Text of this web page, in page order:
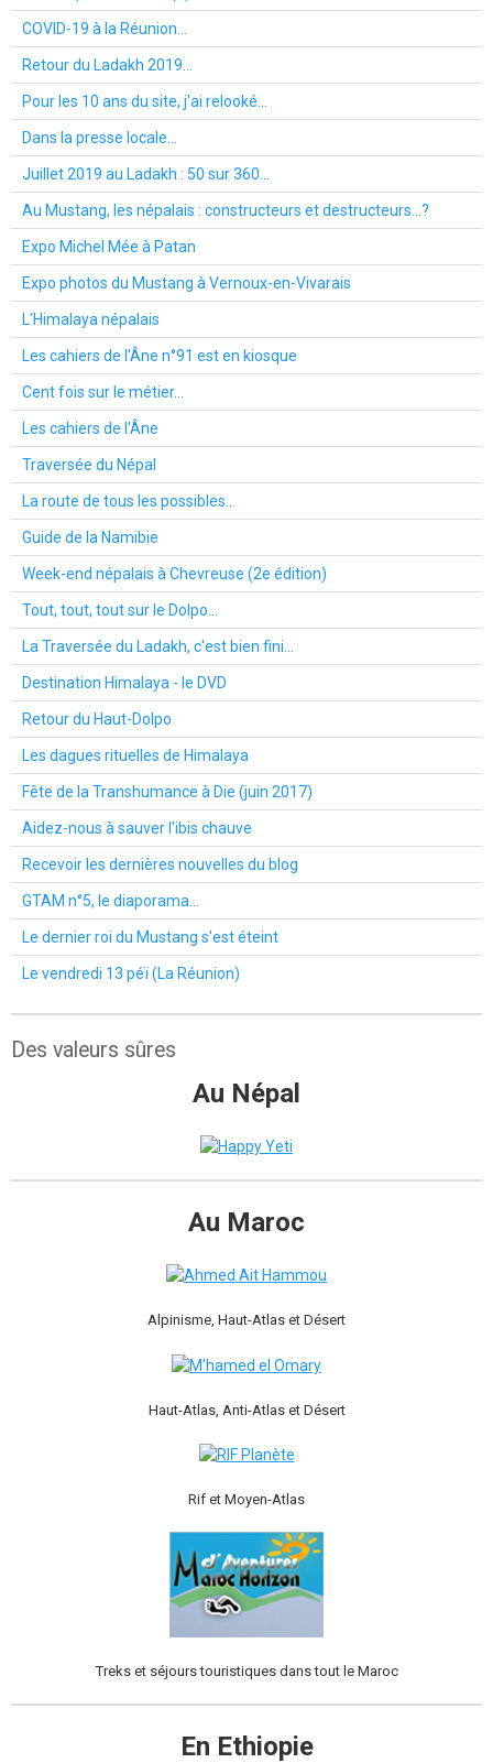
COVID-19 à la Réunion...
Retour du Ladakh 2019...
Pour les 10 ans du site, j'ai relooké...
Dans la presse locale...
Juillet 2019 au Ladakh : 50 sur 360...
Au Mustang, les népalais : constructeurs et destructeurs...?
Expo Michel Mée à Patan
Expo photos du Mustang à Vernoux-en-Vivarais
L'Himalaya népalais
Les cahiers de l'Âne n°91 est en kiosque
Cent fois sur le métier...
Les cahiers de l'Âne
Traversée du Népal
La route de tous les possibles...
Guide de la Namibie
Week-end népalais à Chevreuse (2e édition)
Tout, tout, tout sur le Dolpo...
La Traversée du Ladakh, c'est bien fini...
Destination Himalaya - le DVD
Retour du Haut-Dolpo
Les dagues rituelles de Himalaya
Fête de la Transhumance à Die (juin 2017)
Aidez-nous à sauver l'ibis chauve
Recevoir les dernières nouvelles du blog
GTAM n°5, le diaporama...
Le dernier roi du Mustang s'est éteint
Le vendredi 13 péï (La Réunion)
Des valeurs sûres
Au Népal
Au Maroc
Alpinisme, Haut-Atlas et Désert
Haut-Atlas, Anti-Atlas et Désert
Rif et Moyen-Atlas
Treks et séjours touristiques dans tout le Maroc
En Ethiopie